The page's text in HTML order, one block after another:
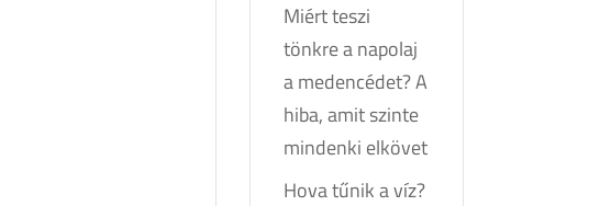
Miért teszi
tönkre a napolaj
a medencédet? A
hiba, amit szinte
mindenki elkövet
Hova tűnik a víz?